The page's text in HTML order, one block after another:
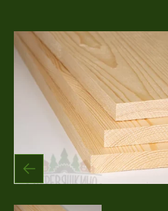
Акции
Статьи
О компании
Контакты
персональных
персональных